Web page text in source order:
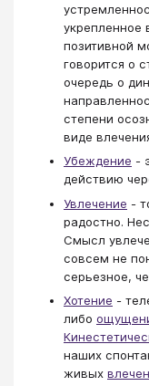
укрепленное
позитивной
говорится о
очередь о
степени
виде
Убеждение -
действию
Увлечение -
радостно.
Смысл
совсем не
серьезное,
Хотение -
либо
наших
живых